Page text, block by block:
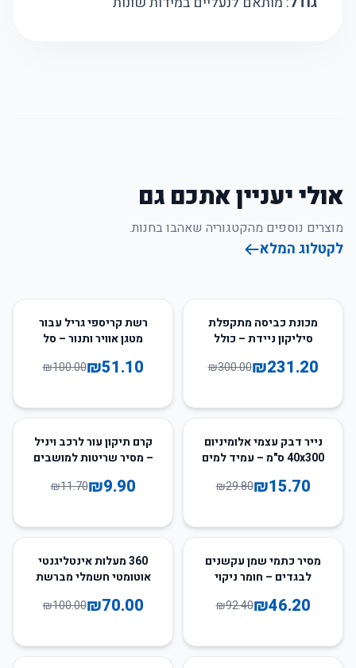
אולי יעניין אתכם גם
מוצרים נוספים מהקטגוריה שאהבו בחנות.
לקטלוג המלא
23
מכונת כביסה מתקפלת
סיליקון ניידת – כולל
₪231.20
₪300.00
49
רשת קריספי גריל עבור
מטגן אוויר ותנור – סל
₪51.10
₪100.00
47
נייר דבק עצמי אלומיניום
40x300 ס"מ – עמיד למים
₪15.70
₪29.80
15
קרם תיקון עור לרכב ויניל
– מסיר שריטות למושבים
₪9.90
₪11.70
50
מסיר כתמי שמן עקשנים
לבגדים – חומר ניקוי
₪46.20
₪92.40
30
360 מעלות אינטליגנטי
אוטומטי חשמלי מברשת
₪70.00
₪100.00